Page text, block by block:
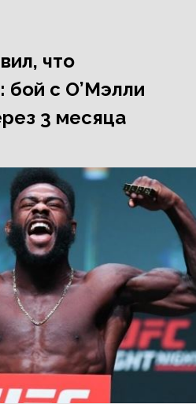
что
бой с О’Мэлли
3 месяца